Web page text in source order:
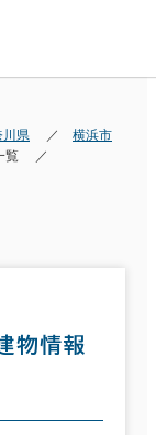
川県
横浜市
覧
物情報